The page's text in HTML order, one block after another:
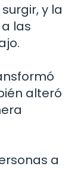
y la
las
alteró
a